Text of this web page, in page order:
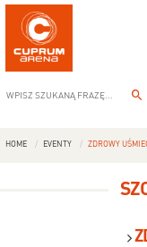
HOME EVENTY ZDROWY